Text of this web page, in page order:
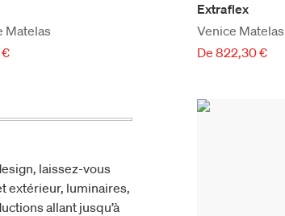
Matelas
€
Extraflex
Venice Matelas
De 822,30 €
laissez-vous
extérieur, luminaires,
allant jusqu’à